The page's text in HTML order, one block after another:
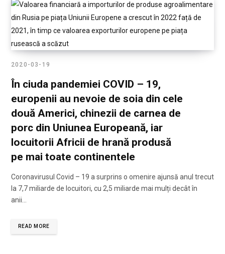
2020-03-19
În ciuda pandemiei COVID – 19,
europenii au nevoie de soia din cele
două Americi, chinezii de carnea de
porc din Uniunea Europeană, iar
locuitorii Africii de hrană produsă
pe mai toate continentele
Coronavirusul Covid – 19 a surprins o omenire ajunsă anul trecut
la 7,7 miliarde de locuitori, cu 2,5 miliarde mai mulți decât în
anii…
READ MORE